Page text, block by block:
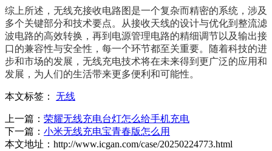
综上所述，无线充接收电路图是一个复杂而精密的系统，涉及
多个关键部分和技术要点。从接收天线的设计与优化到整流滤
波电路的高效转换，再到电源管理电路的精细调节以及输出接
口的兼容性与安全性，每一个环节都至关重要。随着科技的进
步和市场的发展，无线充电技术将在未来得到更广泛的应用和
发展，为人们的生活带来更多便利和可能性。
本文标签： 无线
上一篇： 荣耀无线充电台灯怎么给手机充电
下一篇： 小米无线充电宝青春版怎么用
本文地址：http://www.icgan.com/case/20250224773.html